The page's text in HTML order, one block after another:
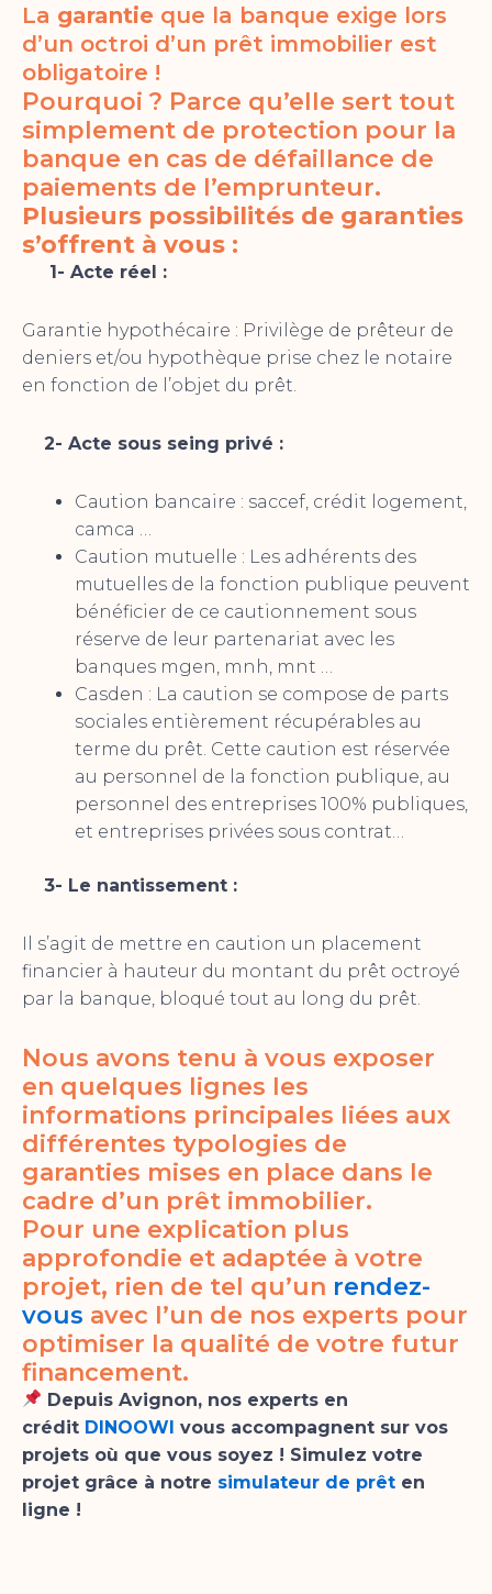
La garantie que la banque exige lors
d’un octroi d’un prêt immobilier est
obligatoire !
Pourquoi ? Parce qu’elle sert tout
simplement de protection pour la
banque en cas de défaillance de
paiements de l’emprunteur.
Plusieurs possibilités de garanties
s’offrent à vous :
1- Acte réel :
Garantie hypothécaire : Privilège de prêteur de
deniers et/ou hypothèque prise chez le notaire
en fonction de l’objet du prêt.
2- Acte sous seing privé :
Caution bancaire : saccef, crédit logement,
camca …
Caution mutuelle : Les adhérents des
mutuelles de la fonction publique peuvent
bénéficier de ce cautionnement sous
réserve de leur partenariat avec les
banques mgen, mnh, mnt …
Casden : La caution se compose de parts
sociales entièrement récupérables au
terme du prêt. Cette caution est réservée
au personnel de la fonction publique, au
personnel des entreprises 100% publiques,
et entreprises privées sous contrat…
3- Le nantissement :
Il s’agit de mettre en caution un placement
financier à hauteur du montant du prêt octroyé
par la banque, bloqué tout au long du prêt.
Nous avons tenu à vous exposer
en quelques lignes les
informations principales liées aux
différentes typologies de
garanties mises en place dans le
cadre d’un prêt immobilier.
Pour une explication plus
approfondie et adaptée à votre
projet, rien de tel qu’un rendez-
vous avec l’un de nos experts pour
optimiser la qualité de votre futur
financement.
Depuis Avignon, nos experts en
crédit DINOOWI vous accompagnent sur vos
projets où que vous soyez ! Simulez votre
projet grâce à notre simulateur de prêt en
ligne !